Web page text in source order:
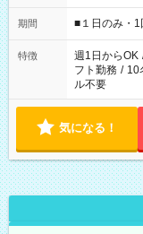
etc ★最短で3時間で5,120円のお仕事から 15時間で2万円近く稼
げるお仕事も！ ご希望のお時間に合わせてご紹介！ ※
ください！
期間 ■１日のみ・1
特徴 週1日からOK
フト勤務 / 10
ル不要
気になる！